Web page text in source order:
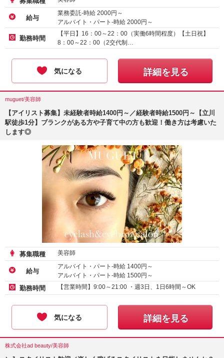
給与
業務委託-時給 2000円～
アルバイト・パート-時給 2000円～
正社員-月給 : 250000 ～400000円
勤務時間
【平日】16：00～22：00（実働6時間程度）【土日祝】
8：00～22：00（2交代制…
気になる 詳細を見る
muguet/美容師
【アイリスト募集】未経験者時給1400円～／経験者時給1500円～【立川
駅徒歩1分】ブランクがある方や子育て中の方も歓迎！働き方は考慮いた
します◎
募集職種 美容師
給与
アルバイト・パート-時給 1400円～
アルバイト・パート-時給 1500円～
勤務時間 【営業時間】9:00～21:00 ・週3日、1日6時間～OK
気になる 詳細を見る
株式会社ad beauty/美容師